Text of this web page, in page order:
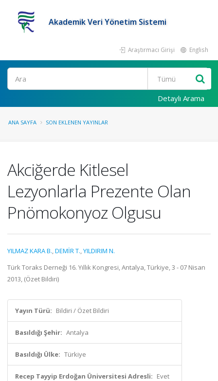
Akademik Veri Yönetim Sistemi
Araştırmacı Girişi English
Ara
Detaylı Arama
ANA SAYFA SON EKLENEN YAYINLAR
Akciğerde Kitlesel
Lezyonlarla Prezente Olan
Pnömokonyoz Olgusu
YILMAZ KARA B.,DEMİR T.,YILDIRIM N.
Türk Toraks Derneği 16. Yıllık Kongresi, Antalya, Türkiye, 3 - 07 Nisan
2013, (Özet Bildiri)
Yayın Türü: Bildiri / Özet Bildiri
Basıldığı Şehir: Antalya
Basıldığı Ülke: Türkiye
Recep Tayyip Erdoğan Üniversitesi Adresli: Evet